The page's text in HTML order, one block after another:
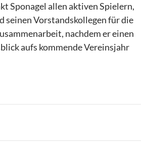
Sponagel allen aktiven Spielern,
seinen Vorstandskollegen für die
nachdem er einen
aufs kommende Vereinsjahr